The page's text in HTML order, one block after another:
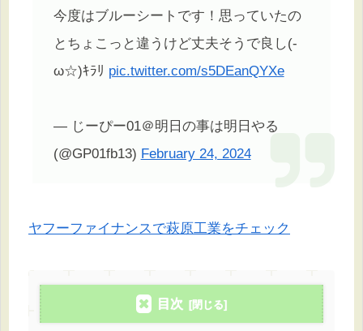
今度はブルーシートです！思っていたの
とちょこっと違うけど丈夫そうで良し(-
ω☆)ｷﾗﾘ pic.twitter.com/s5DEanQYXe
— じーぴー01＠明日の事は明日やる
(@GP01fb13) February 24, 2024
ヤフーファイナンスで萩原工業をチェック
目次